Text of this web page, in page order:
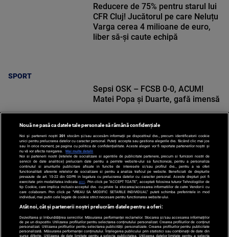
SPORT
Reducere de 75% pentru starul lui
CFR Cluj! Jucătorul pe care Neluțu
Varga cerea 4 milioane de euro,
liber să-și caute echipă
SPORT
Sepsi OSK – FCSB 0-0, ACUM!
Matei Popa și Duarte, gafă imensă
Nouă ne pasă ca datele tale personale să rămână confidențiale
Noi și partenerii noștri 201 stocăm și/sau accesăm informații pe dispozitivul dvs., precum identificatorii cookie
unici pentru prelucrarea datelor cu caracter personal. Puteți accepta sau gestiona alegerile dvs. făcând clic mai jos
sau în orice moment, pe pagina cu politica de confidențialitate. Aceste alegeri vor fi raportate partenerilor noștri și
nu vă vor afecta navigarea.
Mai multe detalii
Noi si partenerii nostri (retelele de socializare si agentiile de publicitate partenere, precum si furnizorii nostri de
servicii de date analitice) prelucram date pentru a permite website-ului sa functioneze, pentru a personaliza
continutul si anunturile publicitare afisate in functie de interesele si/sau profilul dvs., pentru a va oferi
functionalitati aferente retelelor de socializare si pentru a analiza traficul pe website. Beneficiati de drepturile
prevazute de art. 15-22 din GDPR in legatura cu prelucrarea datelor cu caracter personal. Aceste drepturi pot fi
exercitate prin modalitatea indicataaici . Prin click pe “ACCEPT TOATE”, acceptati folosirea tuturor Tehnologiilor de
tip Cookie, care implica inclusiv acceptul dvs. cu privire la stocarea/accesarea informatiilor de catre Vendor-ii cu
care colaboram. Prin click pe “VREAU SA MODIFIC SETARILE INDIVIDUAL” puteti schimba preferintele in mod
individual, mai putin cele legate de cookie strict necesare pentru functionarea website-ului.
Atât noi, cât și partenerii noștri prelucrăm datele pentru a oferi:
Dezvoltarea și îmbunătățirea serviciilor. Măsurarea performanței reclamelor. Stocarea și/sau accesarea informațiilor
de pe un dispozitiv. Utilizarea profilurilor pentru selectarea conținutului personalizat. Crearea profilurilor de conținut
personalizat. Utilizarea profilurilor pentru selectarea publicității personalizate. Crearea profilurilor pentru publicitate
personalizată. Măsurarea performanței conținutului. Înțelegerea publicului prin statistici sau combinații de date din
surse diferite. Utilizarea de date limitate pentru a selecta publicitatea. Utilizarea datelor limitate pentru a selecta